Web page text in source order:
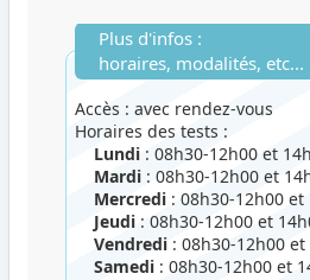
Plus d'infos :
horaires, modalités, etc...
Accès : avec rendez-vous
Horaires des tests :
Lundi : 08h30-12h00 et
Mardi : 08h30-12h00 et
Mercredi : 08h30-12h00
Jeudi : 08h30-12h00 et
Vendredi : 08h30-12h00
Samedi : 08h30-12h00 et